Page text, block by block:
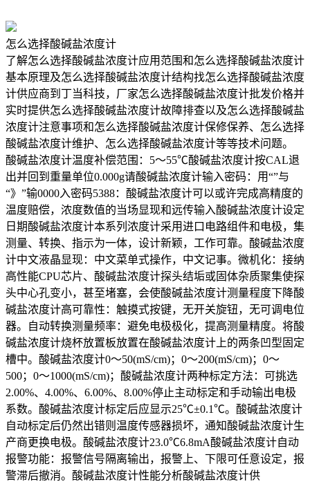
怎么选择酸碱盐浓度计
了解怎么选择酸碱盐浓度计应用范围和怎么选择酸碱盐浓度计
基本原理及怎么选择酸碱盐浓度计结构找怎么选择酸碱盐浓度
计供应商到丁当科技，厂家怎么选择酸碱盐浓度计批发价格并
实时提供怎么选择酸碱盐浓度计故障排查以及怎么选择酸碱盐
浓度计注意事项和怎么选择酸碱盐浓度计保修保养、怎么选择
酸碱盐浓度计维护、怎么选择酸碱盐浓度计等等技术问题。
酸碱盐浓度计温度补偿范围：5～55℃酸碱盐浓度计按CAL退
出并回到重量单位0.000g请酸碱盐浓度计输入密码：用“”与
“》”输0000入密码5388：酸碱盐浓度计可以或许完成高精度的
温度赔偿，浓度数值的当场显现和远传输入酸碱盐浓度计设定
日期酸碱盐浓度计本系列浓度计采用进口电路组件和电极，集
测量、转换、指示为一体，设计新颖，工作可靠。酸碱盐浓度
计中文液晶显现：中文菜单式操作，中文记事。微机化：接纳
高性能CPU芯片、酸碱盐浓度计探头结垢或固体杂质聚集使探
头中心孔变小，甚至堵塞，会使酸碱盐浓度计测量程度下降酸
碱盐浓度计高可靠性：触摸式按键，无开关旋钮，无可调电位
器。自动转换测量频率：避免电极极化，提高测量精度。将酸
碱盐浓度计烧杯放置板放置在酸碱盐浓度计上的两条凹型固定
槽中。酸碱盐浓度计0～50(mS/cm)；0～200(mS/cm)；0～
500；0～1000(mS/cm)；酸碱盐浓度计两种标定方法：可挑选
2.00%、4.00%、6.00%、8.00%停止主动标定和手动输出电极
系数。酸碱盐浓度计标定后应显示25℃±0.1℃。酸碱盐浓度计
自动标定后仍然出错则温度传感器损坏，通知酸碱盐浓度计生
产商更换电极。酸碱盐浓度计23.0℃6.8mA酸碱盐浓度计自动
报警功能：报警信号隔离输出，报警上、下限可任意设定，报
警滞后撤消。酸碱盐浓度计性能分析酸碱盐浓度计供